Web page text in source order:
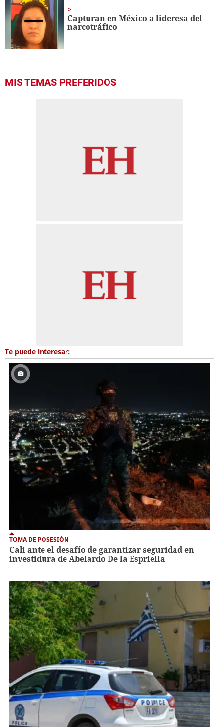
Capturan en México a lideresa del
narcotráfico
MIS TEMAS PREFERIDOS
Te puede interesar:
TOMA DE POSESIÓN
Cali ante el desafío de garantizar seguridad en
investidura de Abelardo De la Espriella